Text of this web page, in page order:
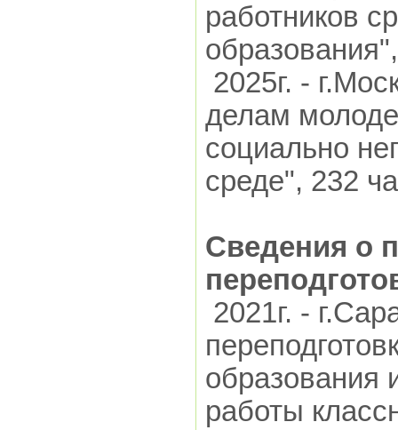
работников
2025г. -
делам
социально
среде", 232
Сведения о
2021г. -
образования
работы